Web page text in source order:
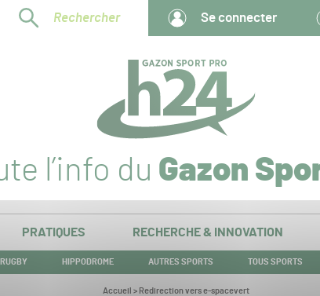
Rechercher Se connecter
l’info du Gazon
PRATIQUES RECHERCHE & INNOVATION
RUGBY HIPPODROME AUTRES SPORTS TOUS SPORTS
Vous
Accueil > Redirection vers e-spacevert